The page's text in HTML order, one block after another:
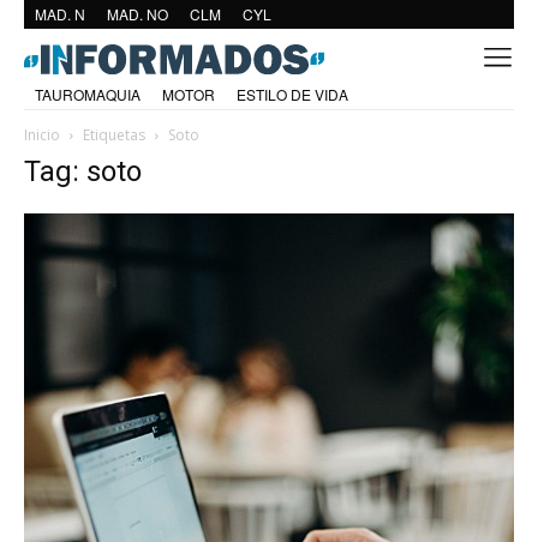
MAD. N MAD. NO CLM CYL
TAUROMAQUIA MOTOR
ESTILO DE VIDA
Inicio
Etiquetas Soto
Tag: soto